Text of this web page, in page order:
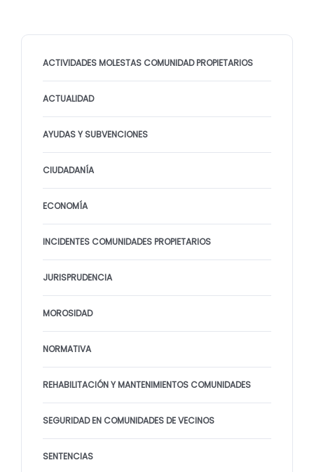
ACTIVIDADES MOLESTAS COMUNIDAD PROPIETARIOS
ACTUALIDAD
AYUDAS Y SUBVENCIONES
CIUDADANÍA
ECONOMÍA
INCIDENTES COMUNIDADES PROPIETARIOS
JURISPRUDENCIA
MOROSIDAD
NORMATIVA
REHABILITACIÓN Y MANTENIMIENTOS COMUNIDADES
SEGURIDAD EN COMUNIDADES DE VECINOS
SENTENCIAS